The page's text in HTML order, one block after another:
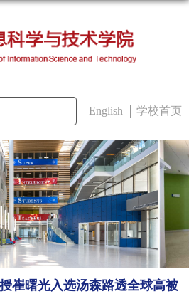
English 学校首页
崔曙光入选汤森路透全球高被